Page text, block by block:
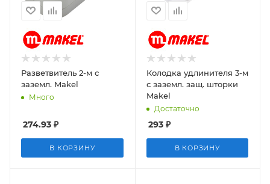
Разветвитель 2-м с
заземл. Makel
Много
274.93 ₽
В КОРЗИНУ
Колодка удлинителя 3-м
с заземл. защ. шторки
Makel
Достаточно
293₽
В КОРЗИНУ